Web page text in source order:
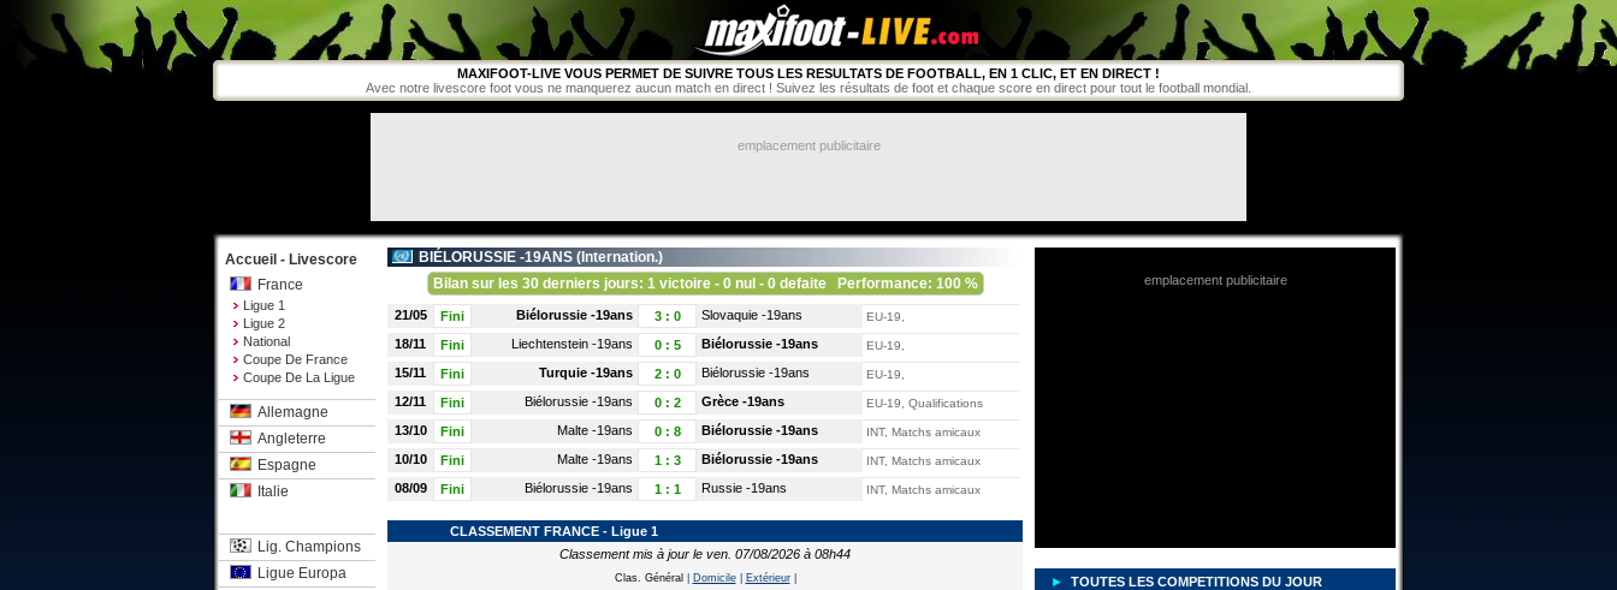
MAXIFOOT-LIVE VOUS PERMET DE SUIVRE TOUS LES RESULTATS DE FOOTBALL, EN 1 CLIC, ET EN DIRECT !
Avec notre livescore foot vous ne manquerez aucun match en direct ! Suivez les résultats de foot et chaque score en direct pour tout le football mondial.
emplacement publicitaire
Accueil - Livescore
France
Ligue 1
Ligue 2
National
Coupe De France
Coupe De La Ligue
Allemagne
Angleterre
Espagne
Italie
Lig. Champions
Ligue Europa
BIÉLORUSSIE -19ANS ( Internation.)
Bilan sur les 30 derniers jours: 1 victoire - 0 nul - 0 defaite
Performance: 100 %
21/05 Fini Biélorussie -19ans 3: 0 Slovaquie -19ans EU-19,
18/11 Fini Liechtenstein -19ans 0: 5 Biélorussie -19ans EU-19,
15/11 Fini Turquie -19ans 2: 0 Biélorussie -19ans EU-19,
12/11 Fini Biélorussie -19ans 0: 2 Grèce -19ans EU-19, Qualifications
13/10 Fini Malte -19ans 0: 8 Biélorussie -19ans INT, Matchs amicaux
10/10 Fini Malte -19ans 1: 3 Biélorussie -19ans INT, Matchs amicaux
08/09 Fini Biélorussie -19ans 1: 1 Russie -19ans INT, Matchs amicaux
CLASSEMENT FRANCE - Ligue 1
Classement mis à jour le ven. 07/08/2026 à 08h44
Clas. Général Domicile| Extérieur|
emplacement publicitaire
►
TOUTES LES COMPETITIONS DU JOUR